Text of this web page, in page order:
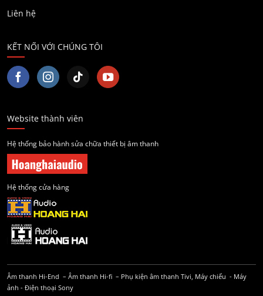
Liên hệ
KẾT NỐI VỚI CHÚNG TÔI
Website thành viên
Hệ thống bảo hành sửa chữa thiết bị âm thanh
Hệ thống cửa hàng
Âm thanh Hi-End – Âm thanh Hi-fi – Phụ kiện âm thanh Tivi, Máy chiếu - Máy
ảnh - Điện thoại Sony